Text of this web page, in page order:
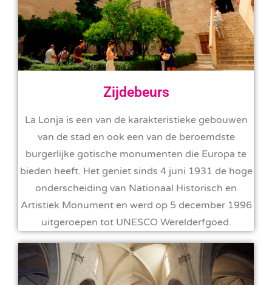
Zijdebeurs
La Lonja is een van de karakteristieke gebouwen
van de stad en ook een van de beroemdste
burgerlijke gotische monumenten die Europa te
bieden heeft. Het geniet sinds 4 juni 1931 de hoge
onderscheiding van Nationaal Historisch en
Artistiek Monument en werd op 5 december 1996
uitgeroepen tot UNESCO Werelderfgoed.